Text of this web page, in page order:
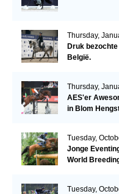
Thursday,
Druk
België.
Thursday,
AES'er
in Blom
Tuesday,
Jonge
World
Tuesday,